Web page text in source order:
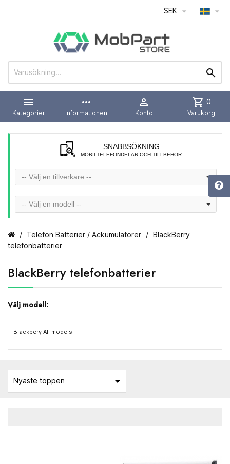
SEK  


Kategorier
more_horiz
Informationen

Konto
shopping_cart 0
Varukorg
SNABBSÖKNING
MOBILTELEFONDELAR OCH TILLBEHÖR
-- Välj en tillverkare --
-- Välj en modell --
Telefon Batterier / Ackumulatorer
BlackBerry
telefonbatterier
BlackBerry telefonbatterier
Välj modell:
Blackbery All models
Nyaste toppen 